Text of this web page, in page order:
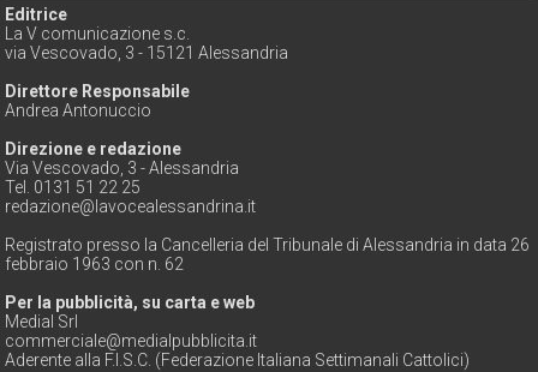
Editrice
La V comunicazione s.c.
via Vescovado, 3 - 15121 Alessandria
Direttore Responsabile
Andrea Antonuccio
Direzione e redazione
Via Vescovado, 3 - Alessandria
Tel. 0131 51 22 25
redazione@lavocealessandrina.it
Registrato presso la Cancelleria del Tribunale di Alessandria in data 26
febbraio 1963 con n. 62
Per la pubblicità, su carta e web
Medial Srl
commerciale@medialpubblicita.it
Aderente alla F.I.S.C. (Federazione Italiana Settimanali Cattolici)